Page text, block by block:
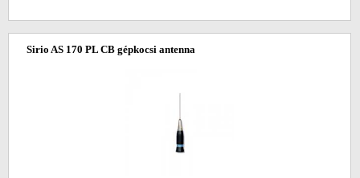
Sirio AS 170 PL CB gépkocsi antenna